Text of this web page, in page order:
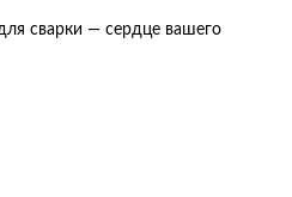
сварки — сердце вашего